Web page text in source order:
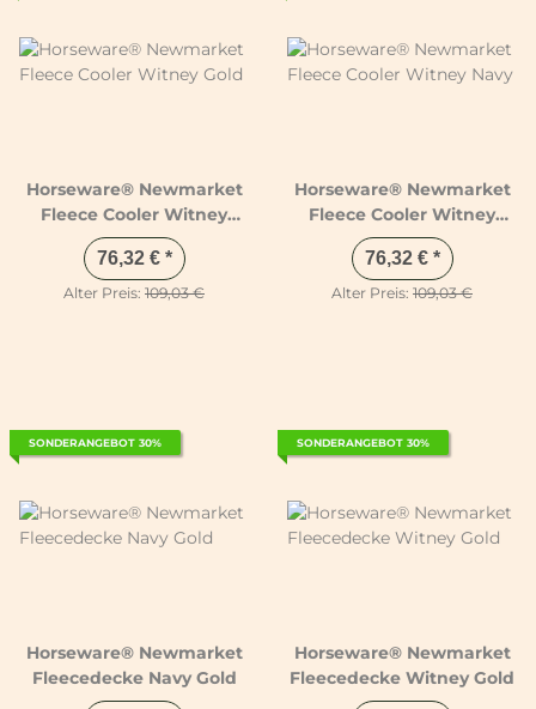
Horseware® Newmarket
Fleece Cooler Witney
Gold
76,32 € *
Alter Preis: 109,03 €
Horseware® Newmarket
Fleece Cooler Witney
Navy
76,32 € *
Alter Preis: 109,03 €
SONDERANGEBOT 30%
Horseware® Newmarket
Fleecedecke Navy Gold
SONDERANGEBOT 30%
Horseware® Newmarket
Fleecedecke Witney Gold